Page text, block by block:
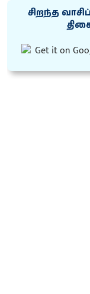
சிறந்த